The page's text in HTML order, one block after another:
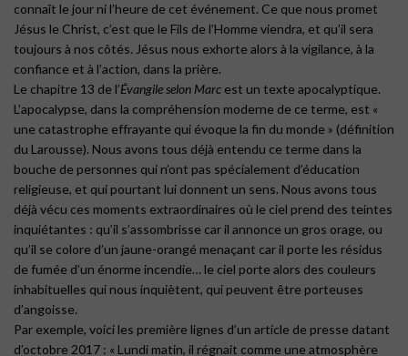
connaît le jour ni l’heure de cet événement. Ce que nous promet
Jésus le Christ, c’est que le Fils de l’Homme viendra, et qu’il sera
toujours à nos côtés. Jésus nous exhorte alors à la vigilance, à la
confiance et à l’action, dans la prière.
Le chapitre 13 de l’Évangile selon Marc est un texte apocalyptique.
L’apocalypse, dans la compréhension moderne de ce terme, est «
une catastrophe effrayante qui évoque la fin du monde » (définition
du Larousse). Nous avons tous déjà entendu ce terme dans la
bouche de personnes qui n’ont pas spécialement d’éducation
religieuse, et qui pourtant lui donnent un sens. Nous avons tous
déjà vécu ces moments extraordinaires où le ciel prend des teintes
inquiétantes : qu’il s’assombrisse car il annonce un gros orage, ou
qu’il se colore d’un jaune-orangé menaçant car il porte les résidus
de fumée d’un énorme incendie… le ciel porte alors des couleurs
inhabituelles qui nous inquiètent, qui peuvent être porteuses
d’angoisse.
Par exemple, voici les première lignes d’un article de presse datant
d’octobre 2017 : « Lundi matin, il régnait comme une atmosphère